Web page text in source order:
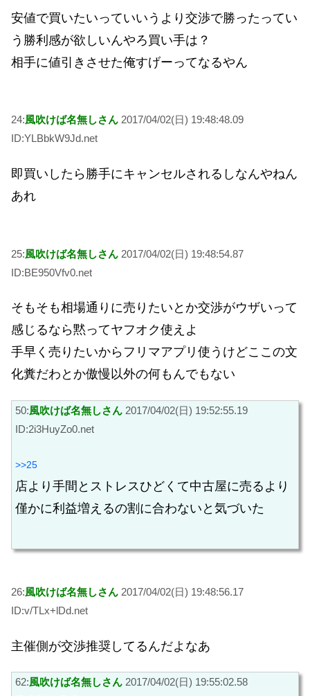
安値で買いたいっていいうより交渉で勝ったってい
う勝利感が欲しいんやろ買い手は？
相手に値引きさせた俺すげーってなるやん
24:風吹けば名無しさん 2017/04/02(日) 19:48:48.09
ID:YLBbkW9Jd.net
即買いしたら勝手にキャンセルされるしなんやねん
あれ
25:風吹けば名無しさん 2017/04/02(日) 19:48:54.87
ID:BE950Vfv0.net
そもそも相場通りに売りたいとか交渉がウザいって
感じるなら黙ってヤフオク使えよ
手早く売りたいからフリマアプリ使うけどここの文
化糞だわとか傲慢以外の何もんでもない
50:風吹けば名無しさん 2017/04/02(日) 19:52:55.19
ID:2i3HuyZo0.net
>>25
店より手間とストレスひどくて中古屋に売るより
僅かに利益増えるの割に合わないと気づいた
26:風吹けば名無しさん 2017/04/02(日) 19:48:56.17
ID:v/TLx+lDd.net
主催側が交渉推奨してるんだよなあ
62:風吹けば名無しさん 2017/04/02(日) 19:55:02.58